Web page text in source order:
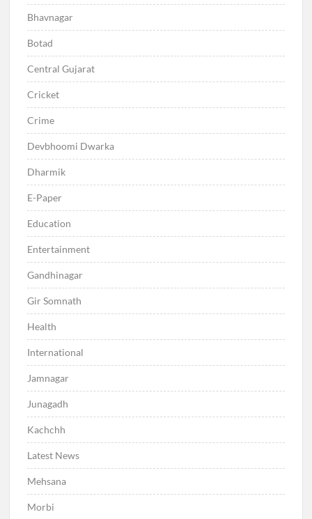
Bhavnagar
Botad
Central Gujarat
Cricket
Crime
Devbhoomi Dwarka
Dharmik
E-Paper
Education
Entertainment
Gandhinagar
Gir Somnath
Health
International
Jamnagar
Junagadh
Kachchh
Latest News
Mehsana
Morbi